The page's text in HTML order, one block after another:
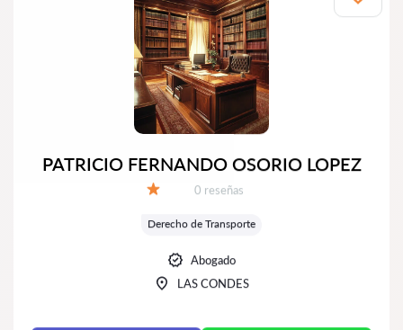
PATRICIO FERNANDO OSORIO LOPEZ
Número de reseñas:
0 reseñas
Derecho de Transporte
Abogado
LAS CONDES